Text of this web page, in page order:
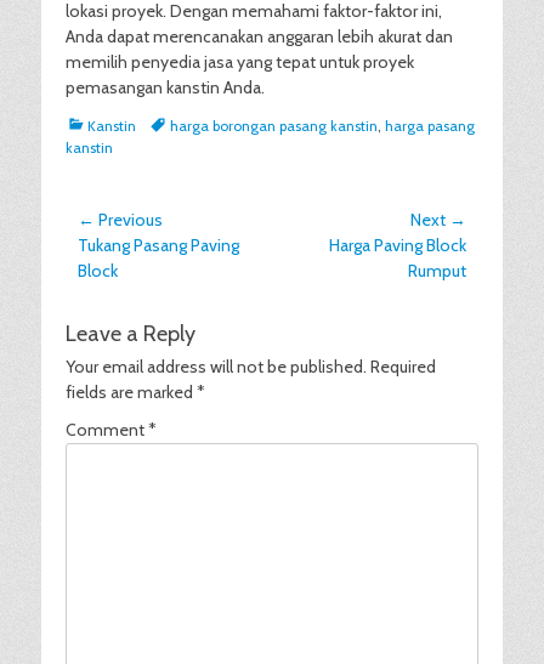
lokasi proyek. Dengan memahami faktor-faktor ini,
Anda dapat merencanakan anggaran lebih akurat dan
memilih penyedia jasa yang tepat untuk proyek
pemasangan kanstin Anda.
Categories
Kanstin Tagsharga borongan pasang kanstin, harga pasang
kanstin
Post
navigation
← Previous
Previous
post:
Tukang Pasang Paving
Block
Next →
Harga Paving Block
Rumput
Leave a Reply
Your email address will not be published. Required
fields are marked *
Comment*